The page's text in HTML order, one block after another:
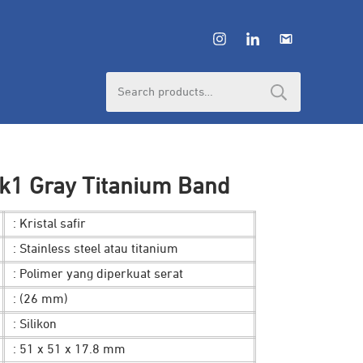
Gray Titanium Band
: Kristal safir
: Stainless steel atau titanium
: Polimer yang diperkuat serat
: (26 mm)
: Silikon
: 51 x 51 x 17.8 mm